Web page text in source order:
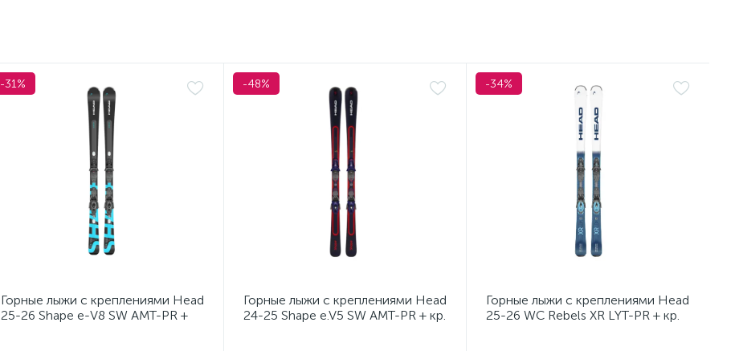
-31%
Горные лыжи с креплениями Head
25-26 Shape e-V8 SW AMT-PR +
-48%
Горные лыжи с креплениями Head
24-25 Shape e.V5 SW AMT-PR + кр.
-34%
Горные лыжи с креплениями Head
25-26 WC Rebels XR LYT-PR + кр.